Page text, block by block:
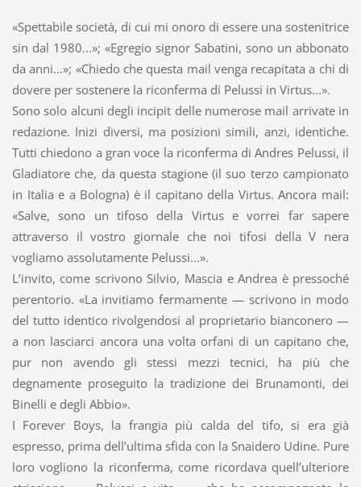
«Spettabile società, di cui mi onoro di essere una sostenitrice
sin dal 1980...»; «Egregio signor Sabatini, sono un abbonato
da anni...»; «Chiedo che questa mail venga recapitata a chi di
dovere per sostenere la riconferma di Pelussi in Virtus...».
Sono solo alcuni degli incipit delle numerose mail arrivate in
redazione. Inizi diversi, ma posizioni simili, anzi, identiche.
Tutti chiedono a gran voce la riconferma di Andres Pelussi, il
Gladiatore che, da questa stagione (il suo terzo campionato
in Italia e a Bologna) è il capitano della Virtus. Ancora mail:
«Salve, sono un tifoso della Virtus e vorrei far sapere
attraverso il vostro giornale che noi tifosi della V nera
vogliamo assolutamente Pelussi...».
L’invito, come scrivono Silvio, Mascia e Andrea è pressoché
perentorio. «La invitiamo fermamente — scrivono in modo
del tutto identico rivolgendosi al proprietario bianconero —
a non lasciarci ancora una volta orfani di un capitano che,
pur non avendo gli stessi mezzi tecnici, ha più che
degnamente proseguito la tradizione dei Brunamonti, dei
Binelli e degli Abbio».
I Forever Boys, la frangia più calda del tifo, si era già
espresso, prima dell’ultima sfida con la Snaidero Udine. Pure
loro vogliono la riconferma, come ricordava quell’ulteriore